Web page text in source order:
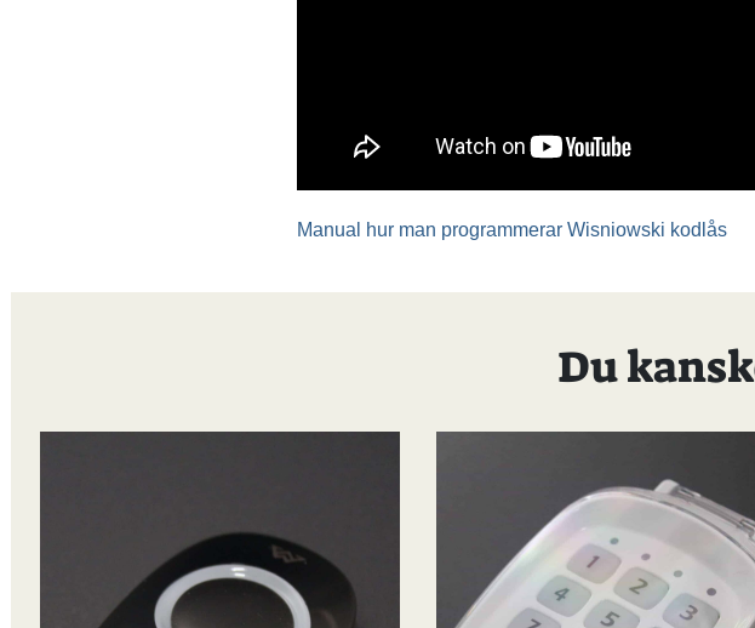
Manual hur man programmerar Wisniowski kodlås
Du